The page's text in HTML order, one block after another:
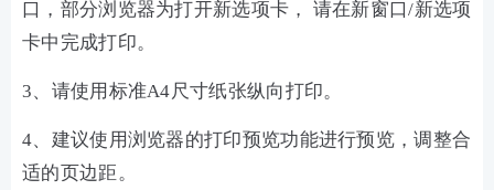
口，部分浏览器为打开新选项卡， 请在新窗口/新选项
卡中完成打印。
3、请使用标准A4尺寸纸张纵向打印。
4、建议使用浏览器的打印预览功能进行预览，调整合
适的页边距。